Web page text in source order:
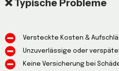
❌ Typische Probleme
Versteckte Kosten &
Unzuverlässige oder
Keine Versicherung bei